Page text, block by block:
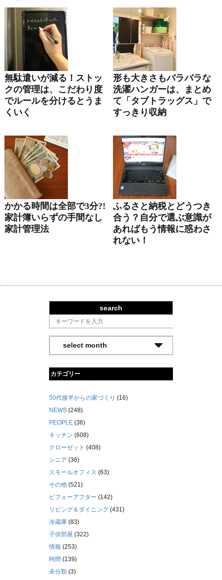
無駄遣いが減る！ストッ
クの管理は、こだわり度
でルールを分けるとうま
くいく
形も大きさもバラバラな
洗濯ハンガーは、まとめ
て「タブトラッグス」で
すっきり収納
かかる時間は全部で3分?!
家計簿いらずの手間なし
家計管理法
ふるさと納税とどうつき
合う？自分で選ぶ意識が
あればもう情報に惑わさ
れない！
search
カテゴリー
50代後半からの家づくり (16)
NEWS (248)
PEOPLE (36)
キッチン (608)
クローゼット (408)
シニア (36)
スモールオフィス (63)
その他 (521)
ビフォーアフター (142)
リビング＆ダイニング (431)
冷蔵庫 (83)
子供部屋 (322)
情報 (253)
時間 (139)
未分類 (3)